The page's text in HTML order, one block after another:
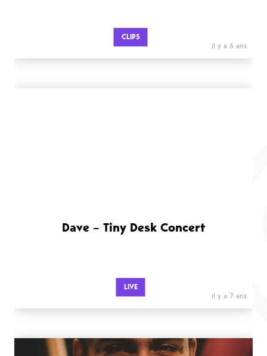
CLIPS
il y a 6 ans
Dave – Tiny Desk Concert
LIVE
il y a 7 ans